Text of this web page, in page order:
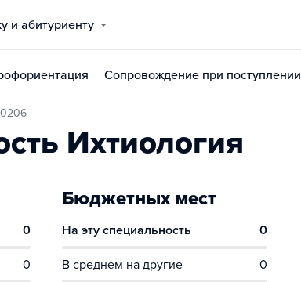
и абитуриенту
Сопровождение при поступлении
Ихтиология
0
0
Бюджетных мест
На эту специальность 0
В среднем на другие 0